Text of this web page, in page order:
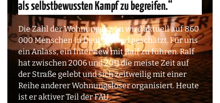
als selbstbewussten Kampf zu begreifen.“
Die Zahl der Wohnungslosen wird aktuell auf 860
000 Menschen in Deutschland geschätzt. Für uns
ein Anlass, ein Interview mit Ralf zu führen. Ralf
hat zwischen 2006 und 2011 die meiste Zeit auf
der Straße gelebt und sich zeitweilig mit einer
Reihe anderer Wohnungsloser organisiert. Heute
ist er aktiver Teil der FAU.